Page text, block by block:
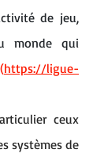
de jeu,
monde qui
(https://ligue-
ceux
systèmes de